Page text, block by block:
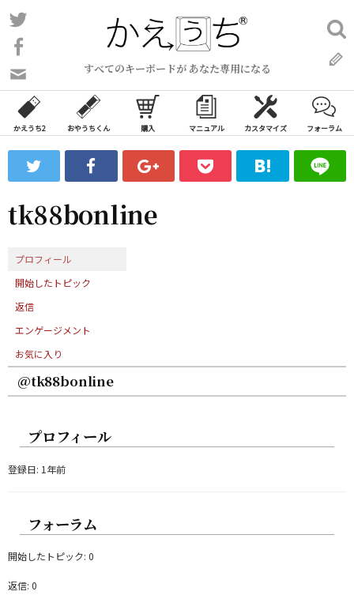
コ
ン
ン
ツ
ス
ッ
すべてのキーボードが あなた専用になる
い
合
わ
フ
ォ
ム
検
索:
かえうち2 おやうちくん 購入 マニュアル カスタマイズ フォーラム
tk88bonline
プロフィール
開始したトピック
返信
エンゲージメント
お気に入り
@tk88bonline
プロフィール
登録日: 1年前
フォーラム
開始したトピック: 0
返信: 0